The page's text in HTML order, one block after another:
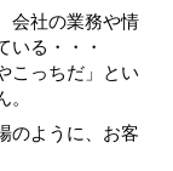
会社の業務や情
いる・・・
こっちだ」とい
のように、お客